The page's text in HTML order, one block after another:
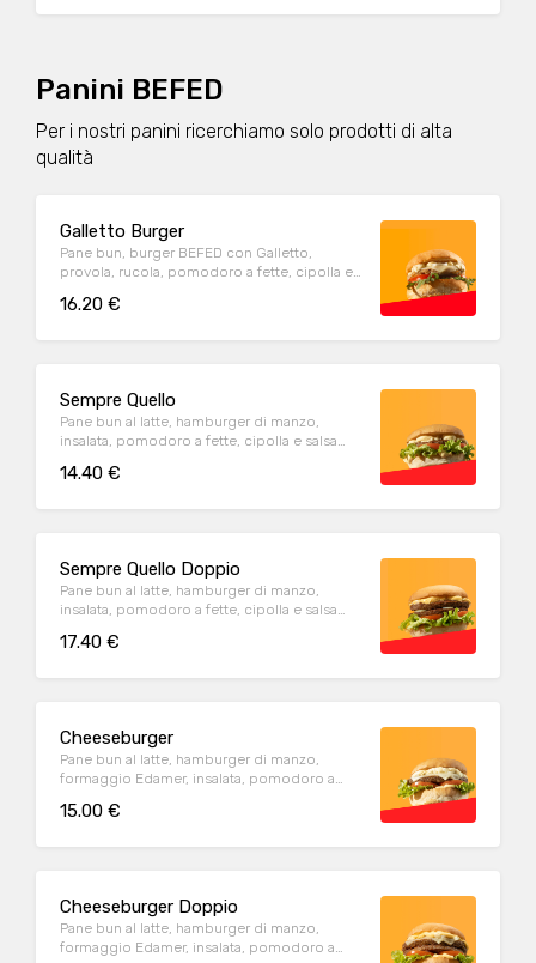
Panini BEFED
Per i nostri panini ricerchiamo solo prodotti di alta
qualità
Galletto Burger
Pane bun, burger BEFED con Galletto,
provola, rucola, pomodoro a fette, cipolla e
16.20 €
Sempre Quello
Pane bun al latte, hamburger di manzo,
insalata, pomodoro a fette, cipolla e salsa
14.40 €
Sempre Quello Doppio
Pane bun al latte, hamburger di manzo,
insalata, pomodoro a fette, cipolla e salsa
17.40 €
Cheeseburger
Pane bun al latte, hamburger di manzo,
formaggio Edamer, insalata, pomodoro a
di patate fritte
15.00 €
Cheeseburger Doppio
Pane bun al latte, hamburger di manzo,
formaggio Edamer, insalata, pomodoro a